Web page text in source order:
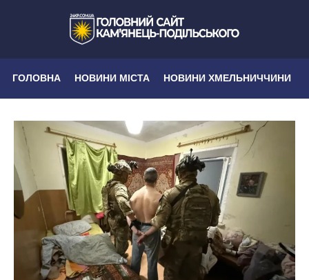
ГОЛОВНА НОВИНИ МІСТА НОВИНИ ХМЕЛЬНИЧЧИНИ